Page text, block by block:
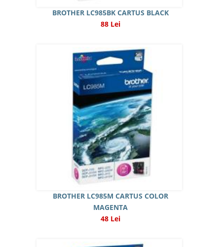
BROTHER LC985BK CARTUS BLACK
88 Lei
BROTHER LC985M CARTUS COLOR
MAGENTA
48 Lei